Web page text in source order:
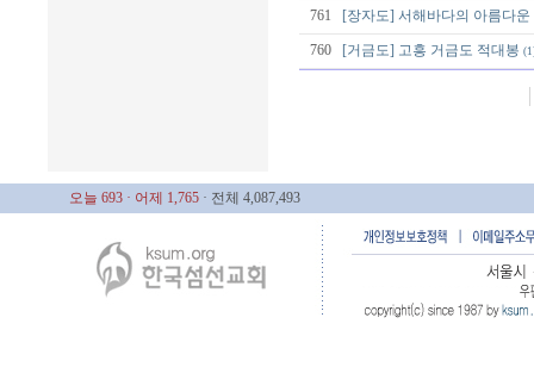
761 [장자도] 서해바다의 아름다
760 [거금도] 고흥 거금도 적대봉
오늘 693 · 어제 1,765 · 전체 4,087,493